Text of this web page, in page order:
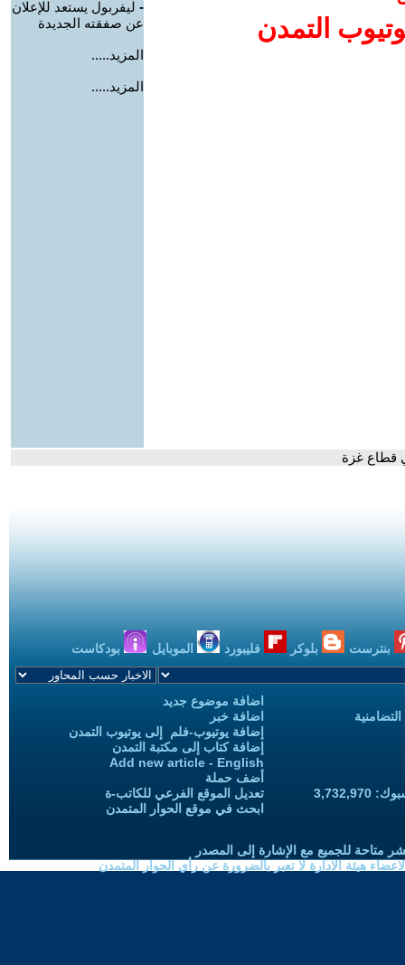
التمدن
- ليفربول يستعد للإعلان
عن صفقته الجديدة
المزيد.....
المزيد.....
قطاع غزة
بنترست بلوكر فليبورد الموبايل بودكاست
اضافة موضوع جديد
اضافة خبر
إضافة يوتيوب-فلم إلى يوتيوب التمدن
إضافة كتاب إلى مكتبة التمدن
Add new article - English
أضف حملة
تعديل الموقع الفرعي للكاتب-ة
ابحث في موقع الحوار المتمدن
متاحة للجميع مع الإشارة إلى المصدر
هيئة الادارة لا تعبر بالضرورة عن رأي الحوار المتمدن